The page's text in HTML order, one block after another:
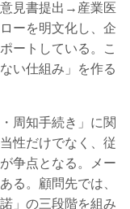
見書提出→産業医
ーを明文化し、企
ートしている。こ
い仕組み」を作る
周知手続き」に関
性だけでなく、従
争点となる。メー
る。顧問先では、
」の三段階を組み